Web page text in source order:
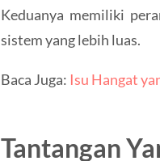
Keduanya memiliki
sistem yang lebih luas.
Baca Juga: Isu Hangat
Tantangan